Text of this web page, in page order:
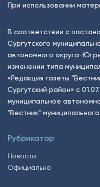
При использовании
В соответствии с
Сургутского
автономного округа-
изменении типа
«Редакция газеты
Сургутский район» с
муниципальное
"Вестник"
Рубрикатор
Новости
Официально